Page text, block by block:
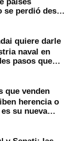
se perdió desde
quiere darle
naval en
pasos que
que venden
herencia o
su nueva